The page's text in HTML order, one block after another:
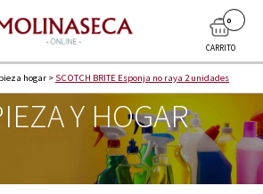
CARRITO
0
hogar > SCOTCH BRITE Esponja no raya 2 unidades
Y HOGAR